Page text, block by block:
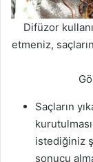
Difüzor
etmeniz,
Saçların
istediğiniz
sonucu